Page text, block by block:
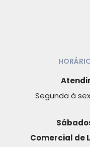
Segunda à
Comercial de